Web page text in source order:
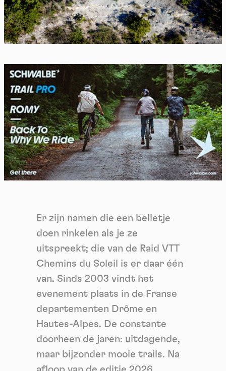
Er zijn namen die een belletje
doen rinkelen als je ze
uitspreekt; die van de Raid VTT
Chemins du Soleil is er daar één
van. Sinds 2003 vindt het
evenement plaats in de Franse
departementen Drôme en
Hautes-Alpes. De constante
doorheen de jaren: uitdagende,
maar bijzonder mooie trails. Na